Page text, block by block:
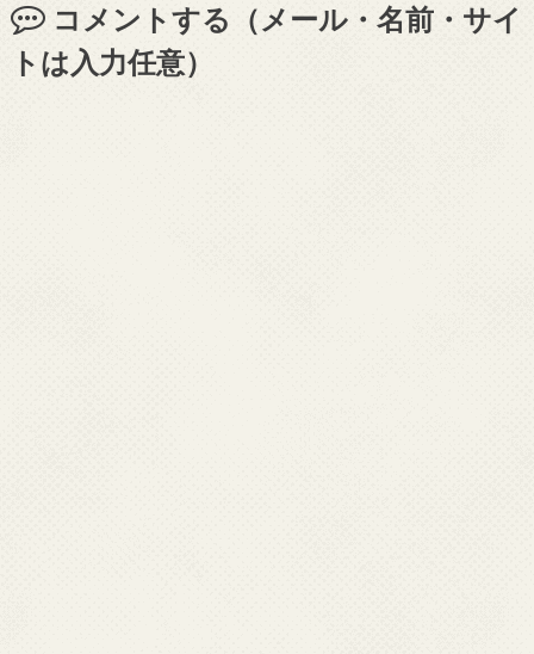
コメントする（メール・名前・サイ
トは入力任意）